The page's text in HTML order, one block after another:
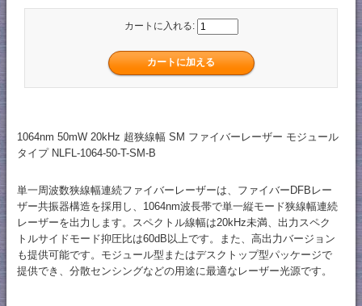
カートに入れる:
1064nm 50mW 20kHz 超狭線幅 SM ファイバーレーザー モジュール
タイプ NLFL-1064-50-T-SM-B
単一周波数狭線幅連続ファイバーレーザーは、ファイバーDFBレー
ザー共振器構造を採用し、1064nm波長帯で単一縦モード狭線幅連続
レーザーを出力します。スペクトル線幅は20kHz未満、出力スペク
トルサイドモード抑圧比は60dB以上です。また、高出力バージョン
も提供可能です。モジュール型またはデスクトップ型パッケージで
提供でき、分散センシングなどの用途に最適なレーザー光源です。